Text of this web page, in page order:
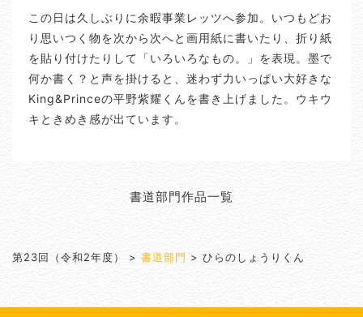
この日は久しぶりに余暇事業レッツへ参加。いつもどお
り思いつく物を次から次へと画用紙に書いたり、折り紙
を貼り付けたりして「いろいろなもの。」を表現。墨で
何か書く？と声を掛けると、迷わず力いっぱい大好きな
King&Princeの平野紫耀くんを書き上げました。ウキウ
キときめき感が出ています。
書道部門作品一覧
第23回（令和2年度） > 書道部門 > ひらのしょうりくん